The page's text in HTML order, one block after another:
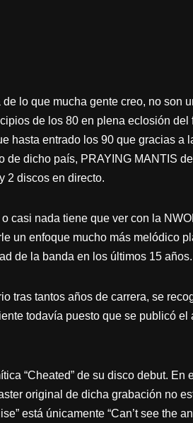
de lo que mucha gente creo, no
de los 80 en plena eclosión del
hasta entrado los 90 que gracias a
de dicho país, PRAYING MANTIS
2 discos en directo.
casi nada tiene que ver con la
un enfoque mucho más melódico
de la banda en los últimos 15 años.
tras tantos años de carrera, se
todavía puesto que se publicó
“Cheated” de su disco debut.
original de dicha grabación no
está únicamente “Can’t see the